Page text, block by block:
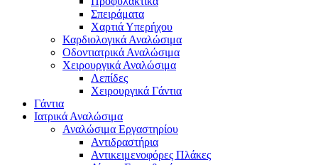
Σπειράματα
Χαρτιά Υπερήχου
Καρδιολογικά Αναλώσιμα
Οδοντιατρικά Αναλώσιμα
Χειρουργικά Αναλώσιμα
Λεπίδες
Χειρουργικά Γάντια
Γάντια
Ιατρικά Αναλώσιμα
Αναλώσιμα Εργαστηρίου
Αντιδραστήρια
Αντικειμενοφόρες Πλάκες